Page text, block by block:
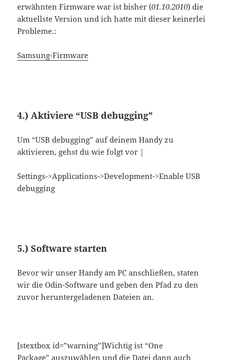
erwähnten Firmware war ist bisher (01.10.2010) die
aktuellste Version und ich hatte mit dieser keinerlei
Probleme.:
Samsung-Firmware
4.) Aktiviere “USB debugging”
Um “USB debugging” auf deinem Handy zu
aktivieren, gehst du wie folgt vor |
Settings->Applications->Development->Enable USB
debugging
5.) Software starten
Bevor wir unser Handy am PC anschließen, staten
wir die Odin-Software und geben den Pfad zu den
zuvor heruntergeladenen Dateien an.
[stextbox id=”warning”]Wichtig ist “One
Package” auszuwählen und die Datei dann auch